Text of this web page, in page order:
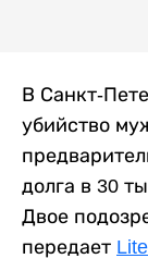
В Санкт-
убийство
долга в 30
Двое
передает